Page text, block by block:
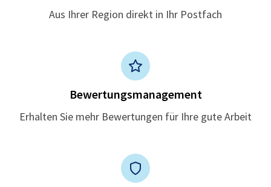
Aus Ihrer Region direkt in Ihr Postfach
Bewertungsmanagement
Erhalten Sie mehr Bewertungen für Ihre gute Arbeit